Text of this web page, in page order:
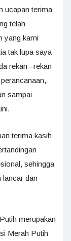
ucapan terima
telah
yang kami
tak lupa saya
rekan –rekan
sampai
terima kasih
sehingga
lancar dan
merupakan
Merah Putih